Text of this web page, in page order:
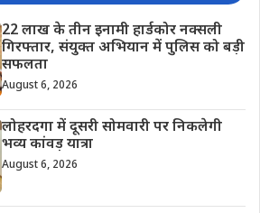
22 लाख के तीन इनामी हार्डकोर नक्सली
गिरफ्तार, संयुक्त अभियान में पुलिस को बड़ी
सफलता
August 6, 2026
लोहरदगा में दूसरी सोमवारी पर निकलेगी
भव्य कांवड़ यात्रा
August 6, 2026